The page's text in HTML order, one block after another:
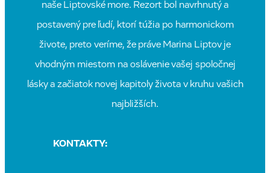
naše Liptovské more. Rezort bol navrhnutý a
postavený pre ľudí, ktorí túžia po harmonickom
živote, preto veríme, že práve Marina Liptov je
vhodným miestom na oslávenie vašej spoločnej
lásky a začiatok novej kapitoly života v kruhu vašich
najbližších.
KONTAKTY: